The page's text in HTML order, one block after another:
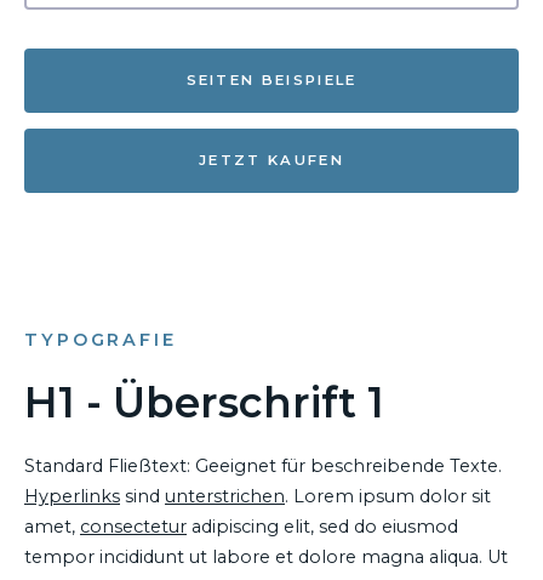
SEITEN BEISPIELE
JETZT KAUFEN
TYPOGRAFIE
H1 - Überschrift 1
Standard Fließtext: Geeignet für beschreibende Texte.
Hyperlinks sind unterstrichen. Lorem ipsum dolor sit
amet, consectetur adipiscing elit, sed do eiusmod
tempor incididunt ut labore et dolore magna aliqua. Ut